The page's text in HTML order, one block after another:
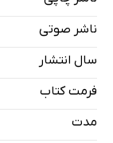
قسمت سوم
قسمت چهارم
ناشر صوتی
سال انتشار
فرمت کتاب
مدت